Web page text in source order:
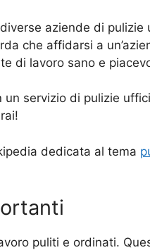
aziende di
che affidarsi a
di lavoro sano e
servizio di pulizie
dedicata al tema
puliti e ordinati.